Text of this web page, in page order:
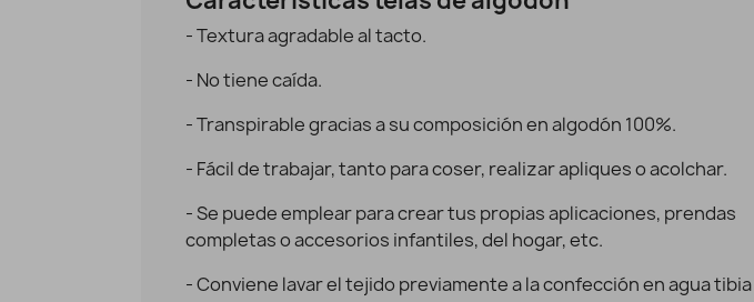
- Textura agradable al tacto.
- No tiene caída.
- Transpirable gracias a su composición en algodón 100%.
- Fácil de trabajar, tanto para coser, realizar apliques o acolchar.
- Se puede emplear para crear tus propias aplicaciones, prendas
completas o accesorios infantiles, del hogar, etc.
- Conviene lavar el tejido previamente a la confección en agua
Vista rápida Vista rápida
9,95 €